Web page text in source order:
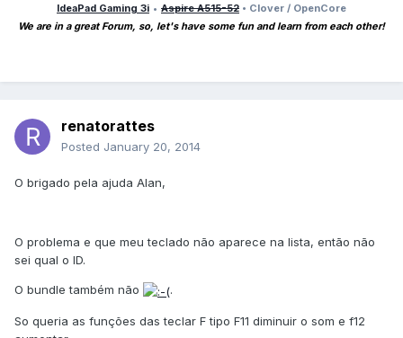
IdeaPad Gaming 3i • Aspire A515-52 • Clover / OpenCore
We are in a great Forum, so, let's have some fun and learn from each other!
renatorattes
Posted January 20, 2014
O brigado pela ajuda Alan,
O problema e que meu teclado não aparece na lista, então não
sei qual o ID.
O bundle também não .
So queria as funções das teclar F tipo F11 diminuir o som e f12